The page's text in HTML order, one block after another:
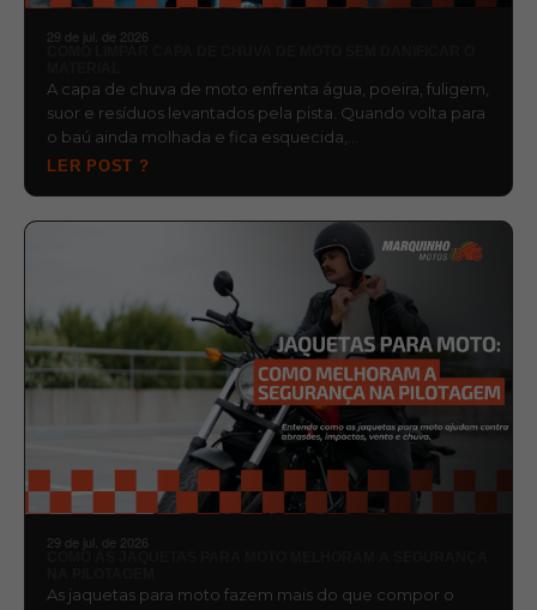
29 de jul. de 2026
A capa de chuva de moto enfrenta água, poeira, fuligem,
suor e resíduos levantados pela pista. Quando volta para
o baú ainda molhada e fica esquecida,…
LER POST ?
29 de jul. de 2026
As jaquetas para moto fazem mais do que compor o